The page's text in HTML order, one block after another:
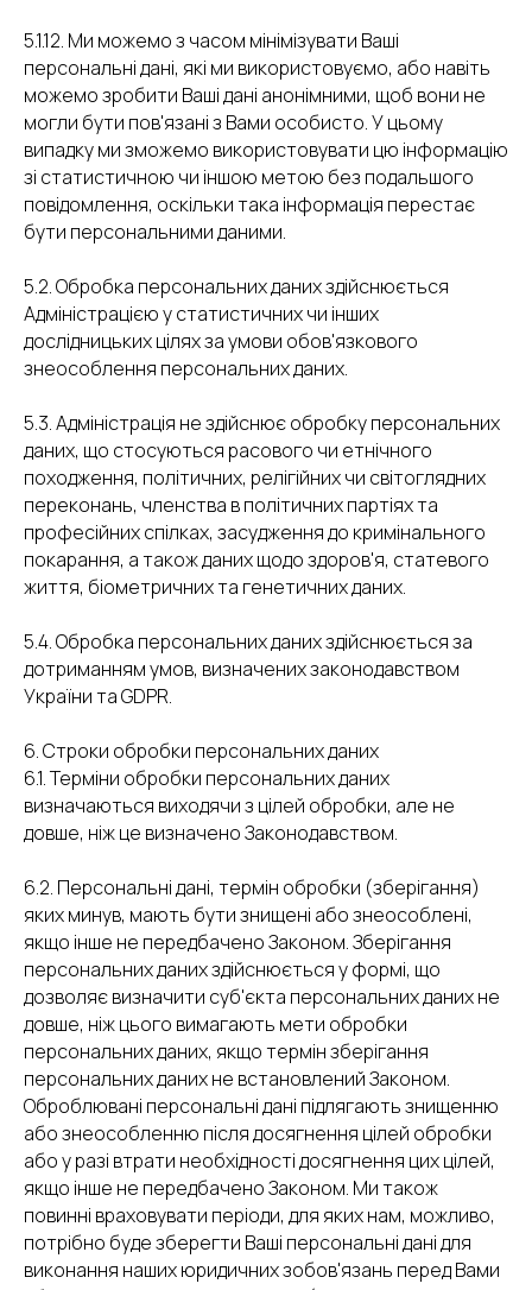
5.1.12. Ми можемо з часом мінімізувати Ваші
персональні дані, які ми використовуємо, або навіть
можемо зробити Ваші дані анонімними, щоб вони не
могли бути пов'язані з Вами особисто. У цьому
випадку ми зможемо використовувати цю інформацію
зі статистичною чи іншою метою без подальшого
повідомлення, оскільки така інформація перестає
бути персональними даними.
5.2. Обробка персональних даних здійснюється
Адміністрацією у статистичних чи інших
дослідницьких цілях за умови обов'язкового
знеособлення персональних даних.
5.3. Адміністрація не здійснює обробку персональних
даних, що стосуються расового чи етнічного
походження, політичних, релігійних чи світоглядних
переконань, членства в політичних партіях та
професійних спілках, засудження до кримінального
покарання, а також даних щодо здоров'я, статевого
життя, біометричних та генетичних даних.
5.4. Обробка персональних даних здійснюється за
дотриманням умов, визначених законодавством
України та GDPR.
6. Строки обробки персональних даних
6.1. Терміни обробки персональних даних
визначаються виходячи з цілей обробки, але не
довше, ніж це визначено Законодавством.
6.2. Персональні дані, термін обробки (зберігання)
яких минув, мають бути знищені або знеособлені,
якщо інше не передбачено Законом. Зберігання
персональних даних здійснюється у формі, що
дозволяє визначити суб'єкта персональних даних не
довше, ніж цього вимагають мети обробки
персональних даних, якщо термін зберігання
персональних даних не встановлений Законом.
Оброблювані персональні дані підлягають знищенню
або знеособленню після досягнення цілей обробки
або у разі втрати необхідності досягнення цих цілей,
якщо інше не передбачено Законом. Ми також
повинні враховувати періоди, для яких нам, можливо,
потрібно буде зберегти Ваші персональні дані для
виконання наших юридичних зобов'язань перед Вами